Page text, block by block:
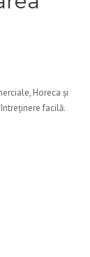
Horeca și
facilă.